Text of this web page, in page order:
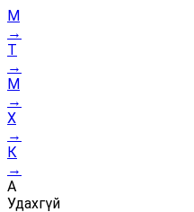
М
→
Т
→
М
→
Х
→
К
→
А
Удахгүй